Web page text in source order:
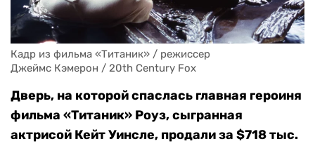
Кадр из фильма «Титаник» / режиссер
Джеймс Кэмерон / 20th Century Fox
Дверь, на которой спаслась главная героиня
фильма «Титаник» Роуз, сыгранная
актрисой Кейт Уинсле, продали за $718 тыс.